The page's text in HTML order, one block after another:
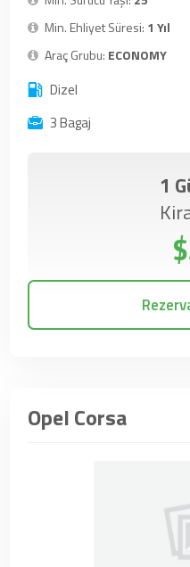
Min. Ehliyet Süresi: 1 Yıl
Araç Grubu: ECONOMY
Dizel
3 Bagaj
1
Opel Corsa